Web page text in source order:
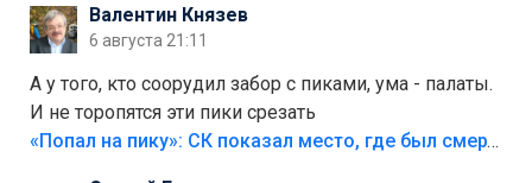
Валентин Князев
6 августа 21:11
А у того, кто соорудил забор с пиками, ума - палаты.
И не торопятся эти пики срезать
«Попал на пику»: СК показал место, где был смертельно травмирован ребенок в Тольятти